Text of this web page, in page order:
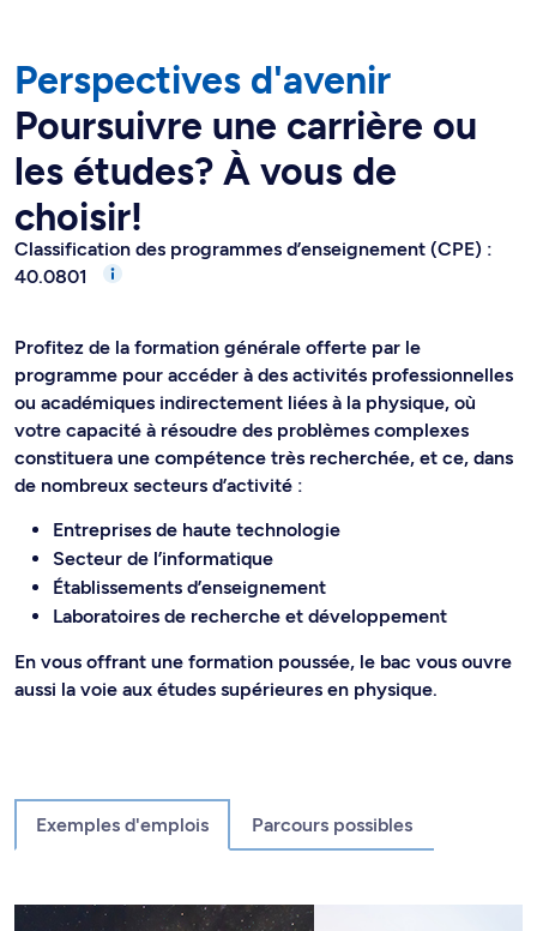
Perspectives d'avenir
Poursuivre une carrière ou
les études? À vous de
choisir!
Classification des programmes d’enseignement (CPE) :
40.0801
Profitez de la formation générale offerte par le
programme pour accéder à des activités professionnelles
ou académiques indirectement liées à la physique, où
votre capacité à résoudre des problèmes complexes
constituera une compétence très recherchée, et ce, dans
de nombreux secteurs d’activité :
Entreprises de haute technologie
Secteur de l’informatique
Établissements d’enseignement
Laboratoires de recherche et développement
En vous offrant une formation poussée, le bac vous ouvre
aussi la voie aux études supérieures en physique.
Exemples d'emplois Parcours possibles